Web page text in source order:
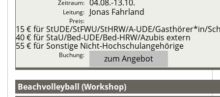
04.08.-13.10.
Jonas Fahrland
15 € für StUDE/StFWU/StHRW/A-UDE/Gasthörer*in/
40 € für StaU/Bed-UDE/Bed-HRW/Azubis extern
55 € für Sonstige Nicht-Hochschulangehörige
zum Angebot
Beachvolleyball (Workshop)